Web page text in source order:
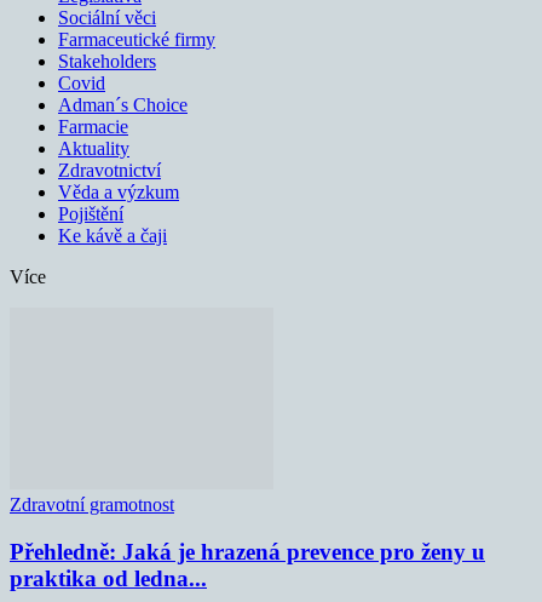
Sociální věci
Farmaceutické firmy
Stakeholders
Covid
Adman´s Choice
Farmacie
Aktuality
Zdravotnictví
Věda a výzkum
Pojištění
Ke kávě a čaji
Více
Zdravotní gramotnost
Přehledně: Jaká je hrazená prevence pro ženy u
praktika od ledna...